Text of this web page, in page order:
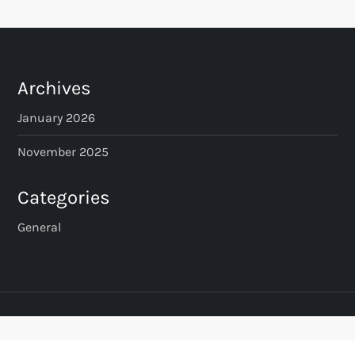
s
p
a
g
i
Archives
January 2026
November 2025
Categories
General